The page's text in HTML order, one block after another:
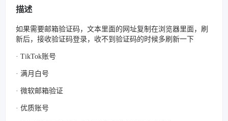
描述
如果需要邮箱验证码，文本里面的网址复制在浏览器里面，刷
新后，接收验证码登录，收不到验证码的时候多刷新一下
· TikTok账号
· 满月白号
· 微软邮箱验证
· 优质账号